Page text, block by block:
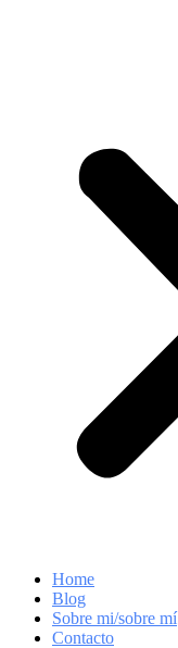
Home
Blog
Sobre mi/sobre mí
Contacto